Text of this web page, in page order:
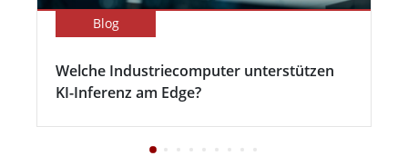
Blog
Welche Industriecomputer unterstützen
KI-Inferenz am Edge?